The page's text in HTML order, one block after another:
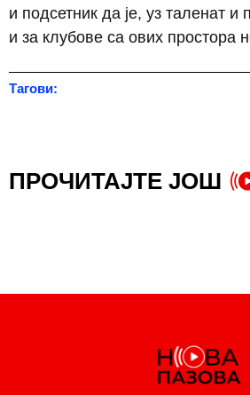
и подсетник да је, уз таленат и
и за клубове са ових простора
Тагови:
ПРОЧИТАЈТЕ ЈОШ